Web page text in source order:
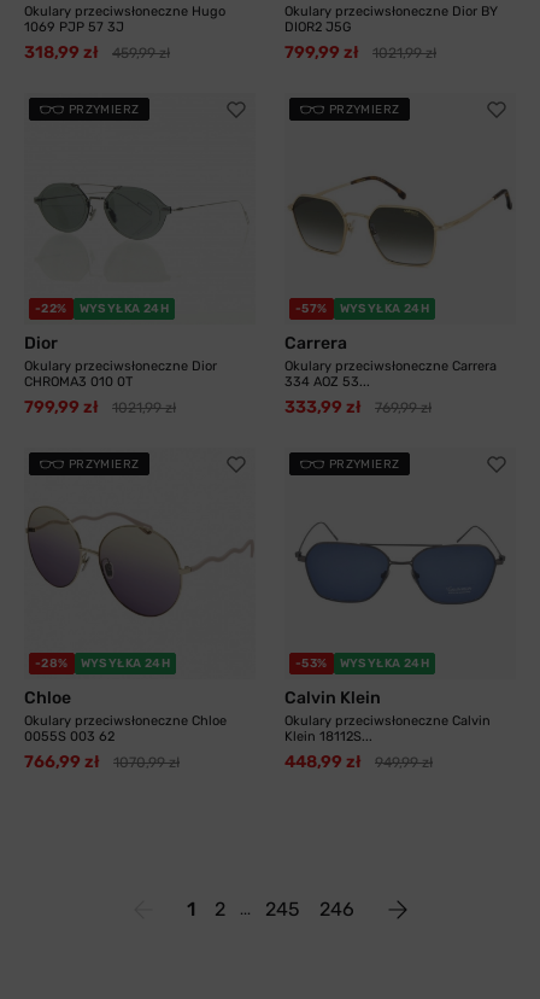
Okulary przeciwsłoneczne Hugo
1069 PJP 57 3J
318,99 zł 459,99 zł
Okulary przeciwsłoneczne Dior BY
DIOR2 J5G
799,99 zł 1021,99 zł
PRZYMIERZ
-22% WYSYŁKA 24H
Dior
Okulary przeciwsłoneczne Dior
CHROMA3 010 0T
799,99 zł 1021,99 zł
PRZYMIERZ
-57% WYSYŁKA 24H
Carrera
Okulary przeciwsłoneczne Carrera
334 AOZ 53...
333,99 zł 769,99 zł
PRZYMIERZ
-28% WYSYŁKA 24H
Chloe
Okulary przeciwsłoneczne Chloe
0055S 003 62
766,99 zł 1070,99 zł
PRZYMIERZ
-53% WYSYŁKA 24H
Calvin Klein
Okulary przeciwsłoneczne Calvin
Klein 18112S...
448,99 zł 949,99 zł
1 2 245 246